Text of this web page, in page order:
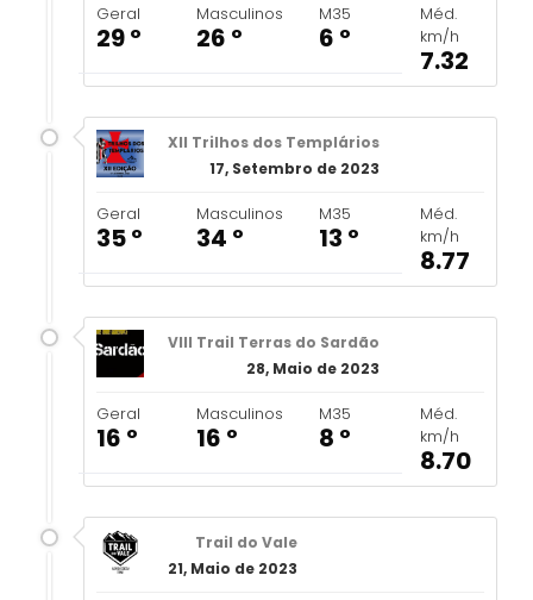
Geral
29 º
Masculinos
26 º
M35
6 º
Méd.
km/h
7.32
XII Trilhos dos Templários
17, Setembro de 2023
Geral
35 º
Masculinos
34 º
M35
13 º
Méd.
km/h
8.77
VIII Trail Terras do Sardão
28, Maio de 2023
Geral
16 º
Masculinos
16 º
M35
8 º
Méd.
km/h
8.70
Trail do Vale
21, Maio de 2023